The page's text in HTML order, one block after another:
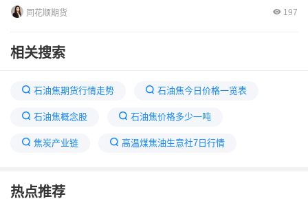
同花顺期货 197
相关搜索
石油焦期货行情走势 石油焦今日价格一览表
石油焦概念股 石油焦价格多少一吨
焦炭产业链 高温煤焦油生意社7日行情
2026百川石油焦会议
热点推荐